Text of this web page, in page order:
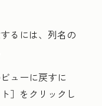
るには、列名の
ューに戻すに
］をクリックし